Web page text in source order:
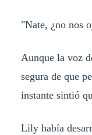
"Nate, ¿no nos
Aunque la voz
segura de que
instante sintió
Lily había